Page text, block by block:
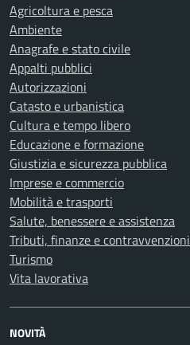
Agricoltura e pesca
Ambiente
Anagrafe e stato civile
Appalti pubblici
Autorizzazioni
Catasto e urbanistica
Cultura e tempo libero
Educazione e formazione
Giustizia e sicurezza pubblica
Imprese e commercio
Mobilità e trasporti
Salute, benessere e assistenza
Tributi, finanze e contravvenzioni
Turismo
Vita lavorativa
NOVITÀ